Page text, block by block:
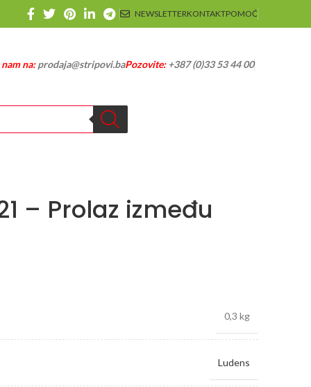
NEWSLETTERKONTAKTPOMOĆ
na:prodaja@stripovi.baPozovite:+387 (0)33 53 44 00
– Prolaz između
0,3 kg
Ludens